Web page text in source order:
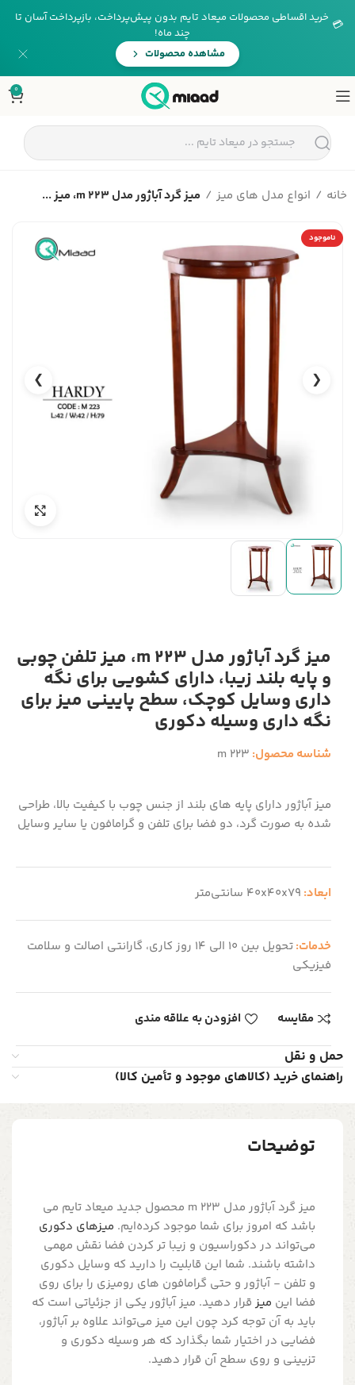
💳 خرید اقساطی محصولات میعاد تایم بدون پیش‌پرداخت، بازپرداخت آسان تا
چند ماه!
مشاهده محصولات
0
خانه انواع مدل های میز میز گرد آباژور مدل m 223، میز ...
ناموجود
❮
❯
میز گرد آباژور مدل m 223، میز تلفن چوبی
و پایه بلند زیبا، دارای کشویی برای نگه
داری وسایل کوچک، سطح پایینی میز برای
نگه داری وسیله دکوری
شناسه محصول: m 223
میز آباژور دارای پایه های بلند از جنس چوب با کیفیت بالا، طراحی
شده به صورت گرد، دو فضا برای تلفن و گرامافون یا سایر وسایل
ابعاد: 40x40x79 سانتی‌متر
خدمات:
تحویل بین 10 الی 14 روز کاری، گارانتی اصالت و سلامت
فیزیکی
مقایسه افزودن به علاقه مندی
حمل و نقل
راهنمای خرید (کالاهای موجود و تأمین کالا)
توضیحات
میز گرد آباژور مدل m 223 محصول جدید میعاد تایم می
باشد که امروز برای شما موجود کرده‌ایم. میزهای دکوری
می‌تواند در دکوراسیون و زیبا تر کردن فضا نقش مهمی
داشته باشند. شما این قابلیت را دارید که وسایل دکوری
و تلفن - آباژور و حتی گرامافون های رومیزی را برای روی
فضا این میز قرار دهید. میز آباژور یکی از جزئیاتی است که
باید به آن توجه کرد چون این میز می‌تواند علاوه بر آباژور،
فضایی در اختیار شما بگذارد که هر وسیله دکوری و
تزیینی و روی سطح آن قرار دهید.